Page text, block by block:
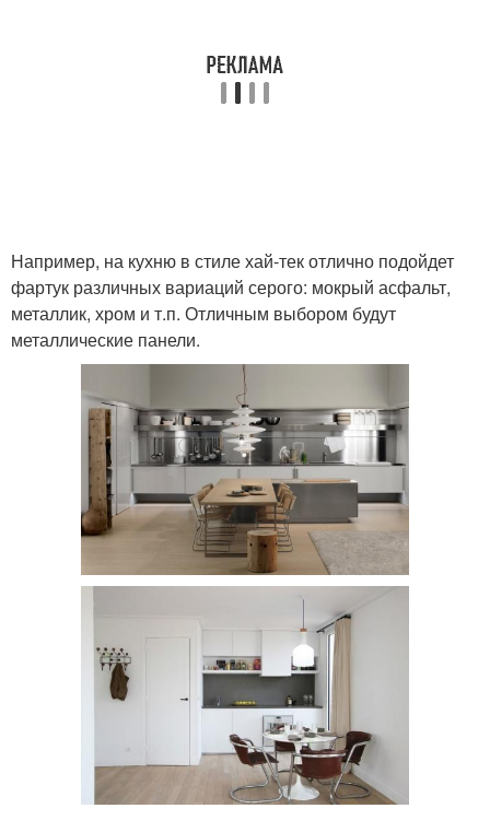
Например, на кухню в стиле хай-тек отлично подойдет
фартук различных вариаций серого: мокрый асфальт,
металлик, хром и т.п. Отличным выбором будут
металлические панели.